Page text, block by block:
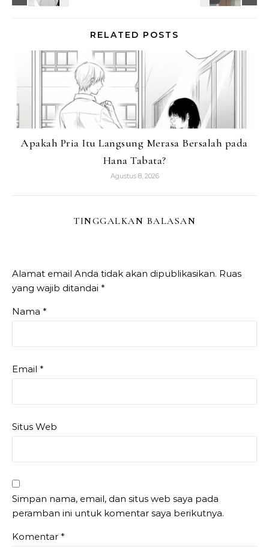
RELATED POSTS
Apakah Pria Itu Langsung Merasa Bersalah pada
Hana Tabata?
Agustus 8, 2026
TINGGALKAN BALASAN
Alamat email Anda tidak akan dipublikasikan. Ruas
yang wajib ditandai *
Nama *
Email *
Situs Web
Simpan nama, email, dan situs web saya pada
peramban ini untuk komentar saya berikutnya.
Komentar *